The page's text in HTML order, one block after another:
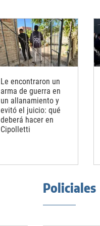
Le encontraron un
arma de guerra en
un allanamiento y
evitó el juicio: qué
deberá hacer en
Cipolletti
Policiales